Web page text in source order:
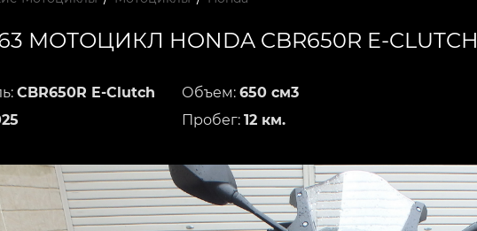
МОТОЦИКЛ HONDA CBR650R E-CLUTCH
CBR650R E-Clutch
Объем: 650 см3
Пробег: 12 км.